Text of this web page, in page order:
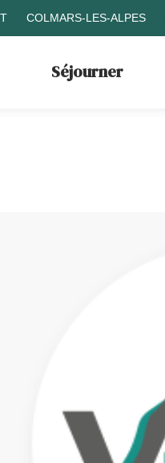
COLMARS-LES-ALPES
Séjourner